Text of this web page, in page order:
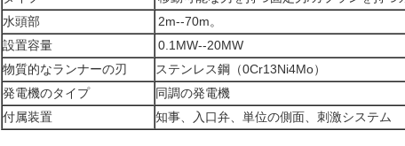
水頭部
2m--70m。
設置容量
0.1MW--20MW
物質的なランナーの刃
ステンレス鋼（0Cr13Ni4Mo）
発電機のタイプ
同調の発電機
付属装置
知事、入口弁、単位の側面、刺激システム